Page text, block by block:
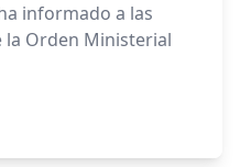
informado a las
la Orden Ministerial